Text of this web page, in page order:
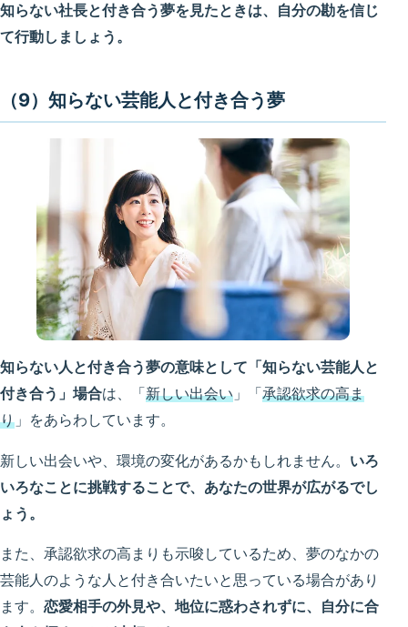
知らない社長と付き合う夢を見たときは、自分の勘を信じ
て行動しましょう。
（9）知らない芸能人と付き合う夢
知らない人と付き合う夢の意味として「知らない芸能人と
付き合う」場合は、「 新しい出会い 」「 承認欲求の高ま
り 」をあらわしています。
新しい出会いや、環境の変化があるかもしれません。 いろ
いろなことに挑戦することで、あなたの世界が広がるでし
ょう。
また、承認欲求の高まりも示唆しているため、夢のなかの
芸能人のような人と付き合いたいと思っている場合があり
ます。 恋愛相手の外見や、地位に惑わされずに、自分に合